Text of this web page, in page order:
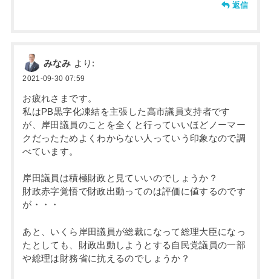
返信
みなみ より:
2021-09-30 07:59
お疲れさまです。
私はPB黒字化凍結を主張した高市議員支持者です
が、岸田議員のことを全くと行っていいほどノーマー
クだったためよくわからない人っていう印象なので調
べています。
岸田議員は積極財政と見ていいのでしょうか？
財政赤字覚悟で財政出動ってのは評価に値するのです
が・・・
あと、いくら岸田議員が総裁になって総理大臣になっ
たとしても、財政出動しようとする自民党議員の一部
や総理は財務省に抗えるのでしょうか？